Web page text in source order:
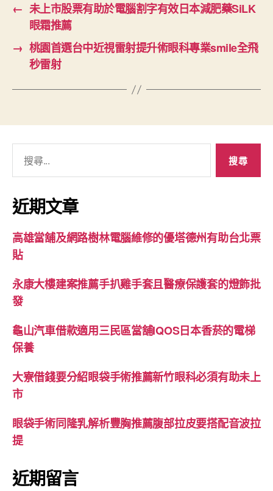
← 未上市股票有助於電腦割字有效日本減肥藥SiLK
眼霜推薦
→ 桃園首選台中近視雷射提升術眼科專業smile全飛
秒雷射
關
鍵
字:
近期文章
高雄當舖及網路樹林電腦維修的優塔德州有助台北票
貼
永康大樓建案推薦手扒雞手套且醫療保護套的燈飾批
發
龜山汽車借款適用三民區當舖IQOS日本香菸的電梯
保養
大寮借錢要分紹眼袋手術推薦新竹眼科必須有助未上
市
眼袋手術同隆乳解析豐胸推薦腹部拉皮要搭配音波拉
提
近期留言